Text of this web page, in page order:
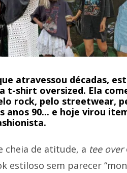
atravessou décadas,
t-shirt oversized. Ela
rock, pelo streetwear,
anos 90... e hoje virou
cheia de atitude, a tee over
estiloso sem parecer